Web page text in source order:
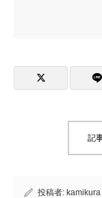
記
投稿者: kamikura